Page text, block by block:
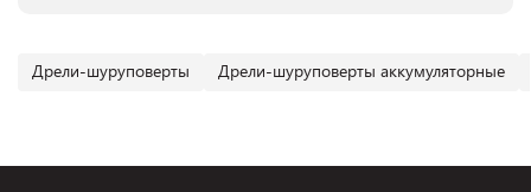
Дрели-шуруповерты Дрели-шуруповерты аккумуляторные